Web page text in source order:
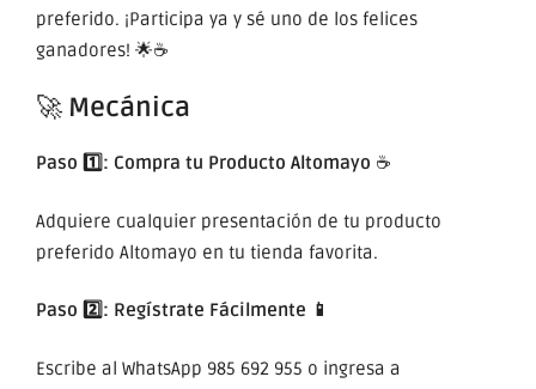
preferido. ¡Participa ya y sé uno de los felices
ganadores! 🌟☕
🚀 Mecánica
Paso 1️⃣: Compra tu Producto Altomayo ☕
Adquiere cualquier presentación de tu producto
preferido Altomayo en tu tienda favorita.
Paso 2️⃣: Regístrate Fácilmente 📱
Escribe al WhatsApp 985 692 955 o ingresa a